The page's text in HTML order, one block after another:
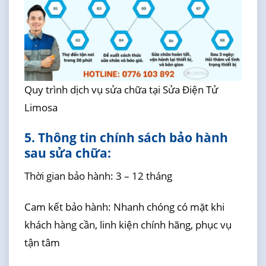
Quy trình dịch vụ sửa chữa tại Sửa Điện Tử
Limosa
5. Thông tin chính sách bảo hành
sau sửa chữa:
Thời gian bảo hành: 3 – 12 tháng
Cam kết bảo hành: Nhanh chóng có mặt khi
khách hàng cần, linh kiện chính hãng, phục vụ
tận tâm